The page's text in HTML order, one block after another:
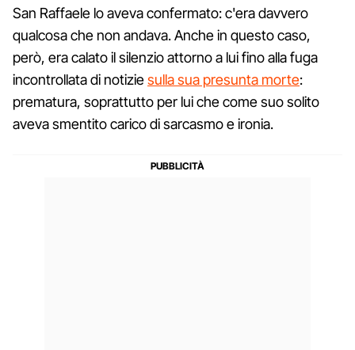
San Raffaele lo aveva confermato: c'era davvero
qualcosa che non andava. Anche in questo caso,
però, era calato il silenzio attorno a lui fino alla fuga
incontrollata di notiziesulla sua presunta morte:
prematura, soprattutto per lui che come suo solito
aveva smentito carico di sarcasmo e ironia.